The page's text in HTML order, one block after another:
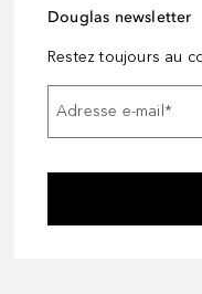
Douglas newsletter
Restez toujours au
Adresse e-mail*